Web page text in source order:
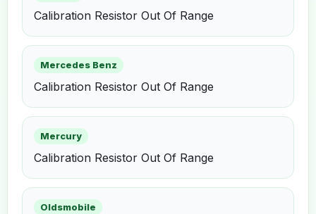
Calibration Resistor Out Of Range
Mercedes Benz
Calibration Resistor Out Of Range
Mercury
Calibration Resistor Out Of Range
Oldsmobile